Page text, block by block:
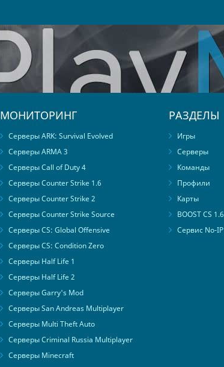
МОНИТОРИНГ
Серверы ARK: Survival Evolved
Серверы ARMA 3
Серверы Call of Duty 4
Серверы Counter Strike 1.6
Серверы Counter Strike 2
Серверы Counter Strike Source
Серверы CS: Global Offensive
Серверы CS: Condition Zero
Серверы Half Life 1
Серверы Half Life 2
Серверы Garry's Mod
Серверы San Andreas Multiplayer
Серверы Multi Theft Auto
Серверы Criminal Russia Multiplayer
Серверы Minecraft
РАЗДЕЛЫ
Игры
Серверы
Команды
Профили
Карты
BOOST CS 1.6
Сервис No-IP